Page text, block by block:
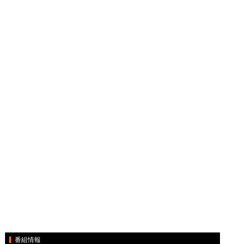
番組情報